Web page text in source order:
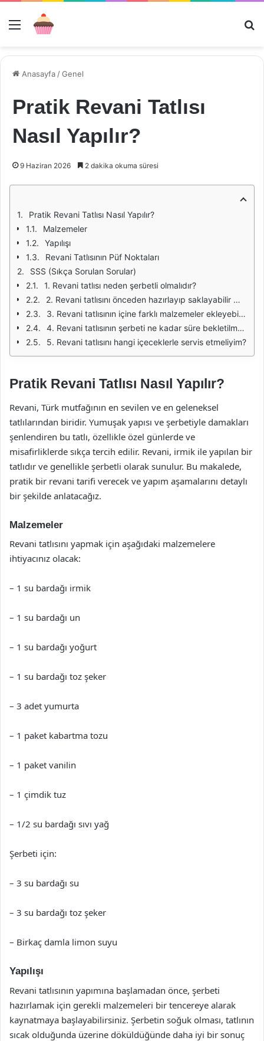
Menü
Anasayfa /Genel
Pratik Revani Tatlısı
Nasıl Yapılır?
9 Haziran 2026 2 dakika okuma süresi
Pratik Revani Tatlısı Nasıl Yapılır?
Malzemeler
Yapılışı
Revani Tatlısının Püf Noktaları
SSS (Sıkça Sorulan Sorular)
1. Revani tatlısı neden şerbetli olmalıdır?
2. Revani tatlısını önceden hazırlayıp saklayabilir miyim?
3. Revani tatlısının içine farklı malzemeler ekleyebilir miyim?
4. Revani tatlısının şerbeti ne kadar süre bekletilmelidir?
5. Revani tatlısını hangi içeceklerle servis etmeliyim?
Pratik Revani Tatlısı Nasıl Yapılır?
Revani, Türk mutfağının en sevilen ve en geleneksel
tatlılarından biridir. Yumuşak yapısı ve şerbetiyle damakları
şenlendiren bu tatlı, özellikle özel günlerde ve
misafirliklerde sıkça tercih edilir. Revani, irmik ile yapılan bir
tatlıdır ve genellikle şerbetli olarak sunulur. Bu makalede,
pratik bir revani tarifi verecek ve yapım aşamalarını detaylı
bir şekilde anlatacağız.
Malzemeler
Revani tatlısını yapmak için aşağıdaki malzemelere
ihtiyacınız olacak:
– 1 su bardağı irmik
– 1 su bardağı un
– 1 su bardağı yoğurt
– 1 su bardağı toz şeker
– 3 adet yumurta
– 1 paket kabartma tozu
– 1 paket vanilin
– 1 çimdik tuz
– 1/2 su bardağı sıvı yağ
Şerbeti için:
– 3 su bardağı su
– 3 su bardağı toz şeker
– Birkaç damla limon suyu
Yapılışı
Revani tatlısının yapımına başlamadan önce, şerbeti
hazırlamak için gerekli malzemeleri bir tencereye alarak
kaynatmaya başlayabilirsiniz. Şerbetin soğuk olması, tatlının
sıcak olduğunda üzerine döküldüğünde daha iyi bir sonuç